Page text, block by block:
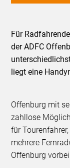
Für
der ADFC
liegt eine
Offenburg mit
zahllose
für
mehrere
Offenburg